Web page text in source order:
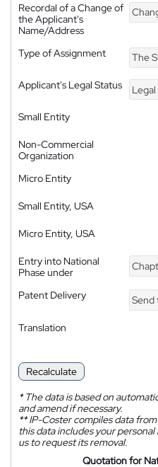
Recordal of a Change of
the Applicant's
Name/Address
Type of Assignment The
Applicant's Legal Status
Small Entity
Non-Commercial
Organization
Micro Entity
Small Entity, USA
Micro Entity, USA
Entry into National
Phase under
Patent Delivery Send
Translation
Recalculate
*The data is based on
and amend if necessary.
**IP-Coster compiles data
this data includes your
us to request its removal.
Quotation for